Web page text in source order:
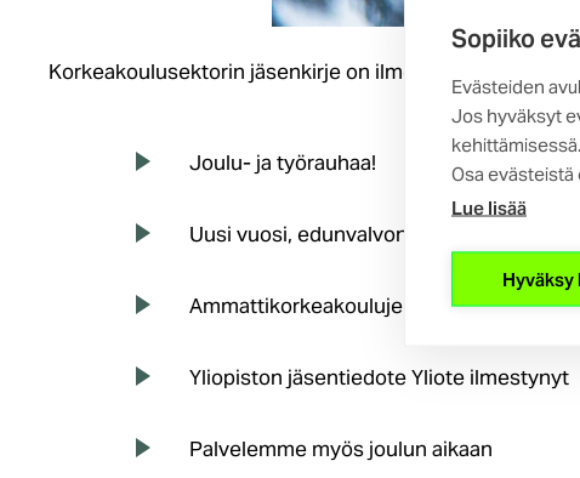
Sopiiko
Evästeiden
Jos hyväksyt
Osa
Lue lisää
Hyväksy
Korkeakoulusektorin jäsenkirje on ilmestynyt. Aiheina:
Joulu- ja työrauhaa!
Uusi vuosi, edunvalvontatyömme
Ammattikorkeakoulujen
Yliopiston jäsentiedote Yliote ilmestynyt
Palvelemme myös joulun aikaan